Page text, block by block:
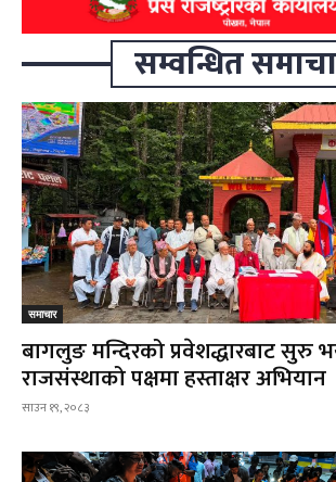
सम्वन्धित
समाचार
बागलुङ मन्दिरको प्रवेशद्धारबाट सुरु
राजसंस्थाको पक्षमा हस्ताक्षर अभियान
साउन १९, २०८३